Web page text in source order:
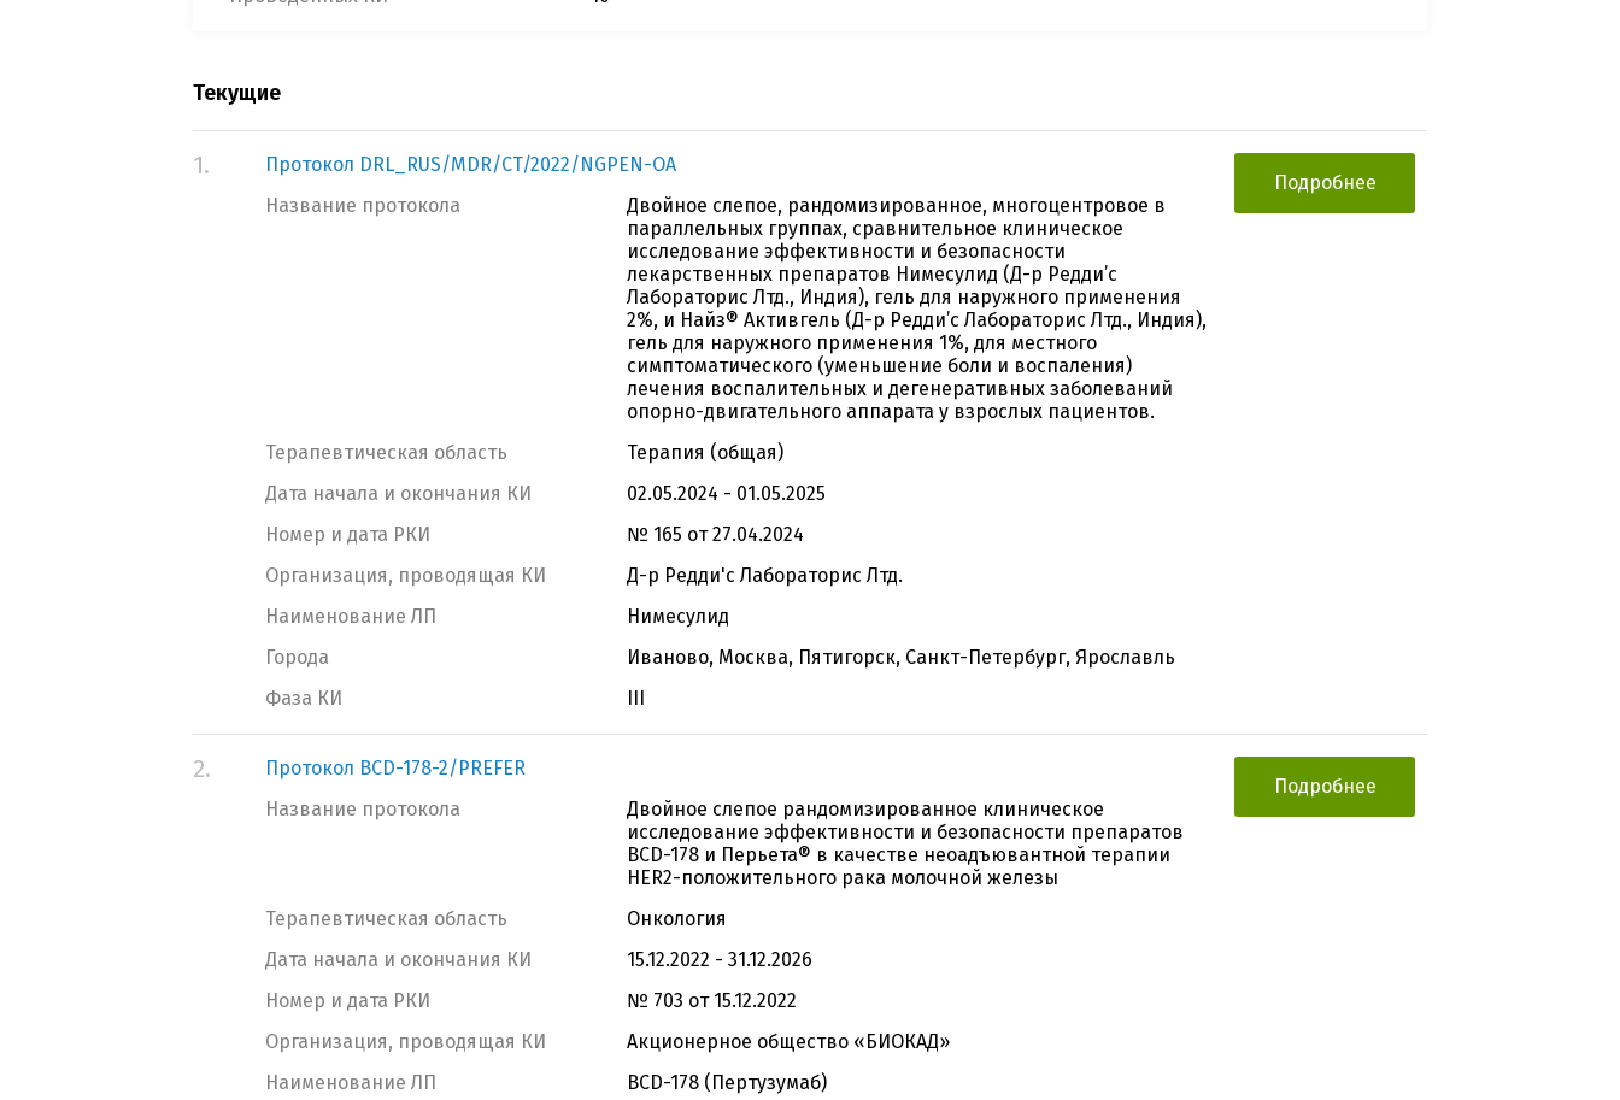
Текущие
1.
Протокол DRL_RUS/MDR/CT/2022/NGPEN-OA
Название протокола
Двойное слепое, рандомизированное, многоцентровое в
параллельных группах, сравнительное клиническое
исследование эффективности и безопасности
лекарственных препаратов Нимесулид (Д-р Редди’с
Лабораторис Лтд., Индия), гель для наружного применения
2%, и Найз® Активгель (Д-р Редди’с Лабораторис Лтд., Индия),
гель для наружного применения 1%, для местного
симптоматического (уменьшение боли и воспаления)
лечения воспалительных и дегенеративных заболеваний
опорно-двигательного аппарата у взрослых пациентов.
Терапевтическая область
Терапия (общая)
Дата начала и окончания КИ
02.05.2024 - 01.05.2025
Номер и дата РКИ
№ 165 от 27.04.2024
Организация, проводящая КИ
Д-р Редди'с Лабораторис Лтд.
Наименование ЛП
Нимесулид
Города
Иваново, Москва, Пятигорск, Санкт-Петербург, Ярославль
Фаза КИ
III
Подробнее
2.
Протокол BCD-178-2/PREFER
Название протокола
Двойное слепое рандомизированное клиническое
исследование эффективности и безопасности препаратов
BCD-178 и Перьета® в качестве неоадъювантной терапии
HER2-положительного рака молочной железы
Терапевтическая область
Онкология
Дата начала и окончания КИ
15.12.2022 - 31.12.2026
Номер и дата РКИ
№ 703 от 15.12.2022
Организация, проводящая КИ
Акционерное общество «БИОКАД»
Наименование ЛП
BCD-178 (Пертузумаб)
Подробнее